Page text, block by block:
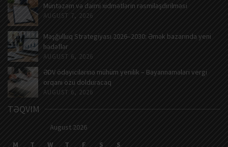
Müntəzəm və daimi xidmətlərin rəsmiləşdirilməsi
AUGUST 7, 2026
Məşğulluq Strategiyası 2026–2030: Əmək bazarında yeni
hədəflər
AUGUST 6, 2026
ƏDV ödəyicilərinə mühüm yenilik – Bəyannamələri vergi
orqanı özü dolduracaq
AUGUST 6, 2026
TƏQVIM
August 2026
M
T W T F S S